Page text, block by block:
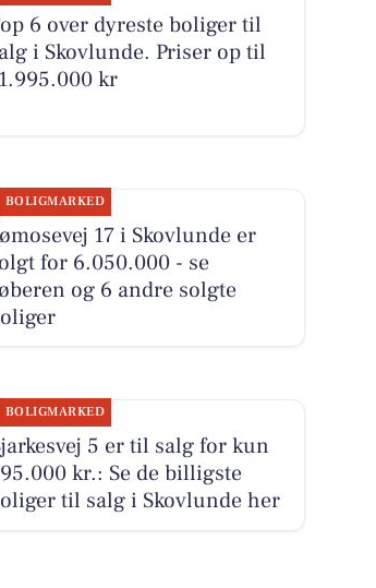
6 over dyreste boliger til
i Skovlunde. Priser op til
kr
BOLIGMARKED
17 i Skovlunde er
for 6.050.000 - se
og 6 andre solgte
BOLIGMARKED
5 er til salg for kun
kr.: Se de billigste
til salg i Skovlunde her